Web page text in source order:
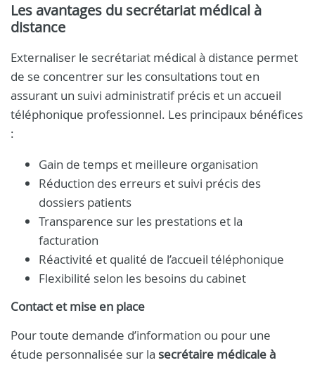
Les avantages du secrétariat médical à
distance
Externaliser le secrétariat médical à distance permet
de se concentrer sur les consultations tout en
assurant un suivi administratif précis et un accueil
téléphonique professionnel. Les principaux bénéfices
:
Gain de temps et meilleure organisation
Réduction des erreurs et suivi précis des
dossiers patients
Transparence sur les prestations et la
facturation
Réactivité et qualité de l’accueil téléphonique
Flexibilité selon les besoins du cabinet
Contact et mise en place
Pour toute demande d’information ou pour une
étude personnalisée sur la secrétaire médicale à